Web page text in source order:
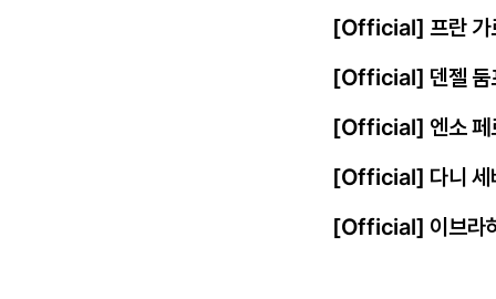
[Official] 프란 가
[Official] 덴젤 둠
[Official] 엔소 페
[Official] 다니 세
[Official] 이브라